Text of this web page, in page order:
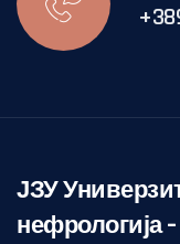
ЈЗУ
нефрологија